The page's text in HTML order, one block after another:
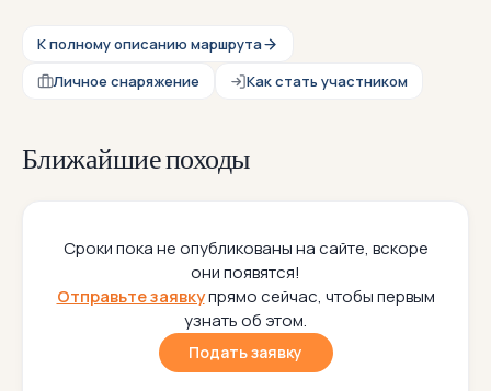
Личное снаряжение Как стать участником
К полному описанию маршрута
Ближайшие походы
Сроки пока не опубликованы на сайте, вскоре
они появятся!
Отправьте заявкупрямо сейчас, чтобы первым
узнать об этом.
Подать заявку